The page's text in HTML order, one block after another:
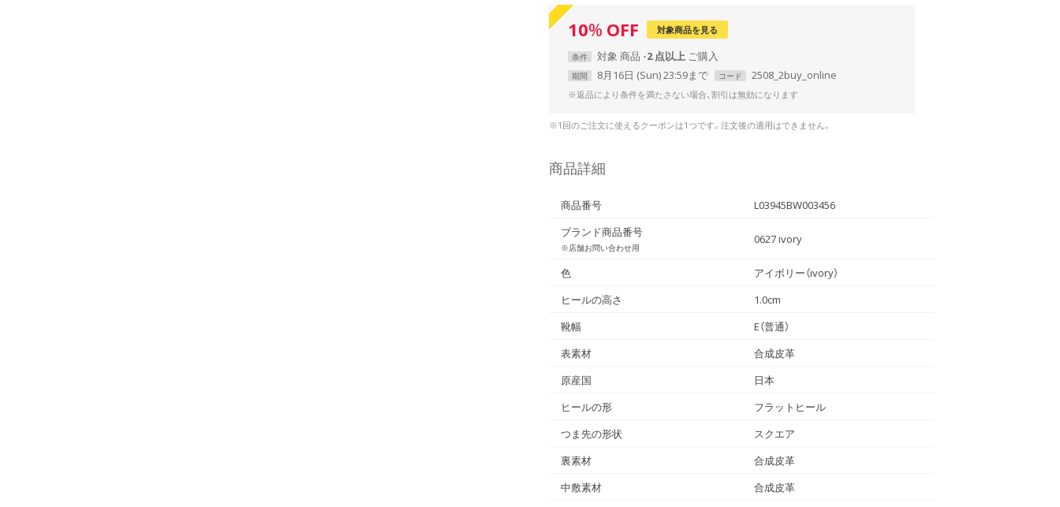
10% OFF 対象商品を見る
条件 対象 商品 2 点以上
期間 8月16日 (Sun) 23:59まで コード 2508_2buy_online
※返品により条件を満たさない場合、割引は無効になります
※1回のご注文に使えるクーポンは1つです。注文後の適用はできません。
商品詳細
商品番号
L03945BW003456
ブランド商品番号
※店舗お問い合わせ用
0627 ivory
色
アイボリー（ivory）
ヒールの高さ
1.0cm
靴幅
E（普通）
表素材
合成皮革
原産国
日本
ヒールの形
フラットヒール
つま先の形状
スクエア
裏素材
合成皮革
中敷素材
合成皮革